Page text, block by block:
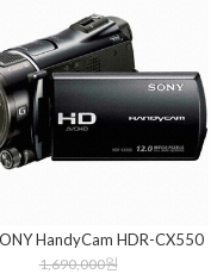
HandyCam HDR-CX550
1,690,000원